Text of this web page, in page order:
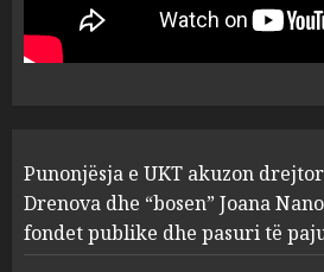
1
“bosen”
abuzim
pasuri të
2
Apolonia-
procedim
MARCH 27, 2025
Punonjësja e UKT akuzon
Drenova dhe “bosen” Joana
fondet publike dhe pasuri të